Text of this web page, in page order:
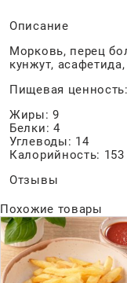
Описание
Морковь, перец
кунжут,
Пищевая ценность:
Жиры: 9
Белки: 4
Углеводы: 14
Калорийность: 153
Отзывы
Похожие товары